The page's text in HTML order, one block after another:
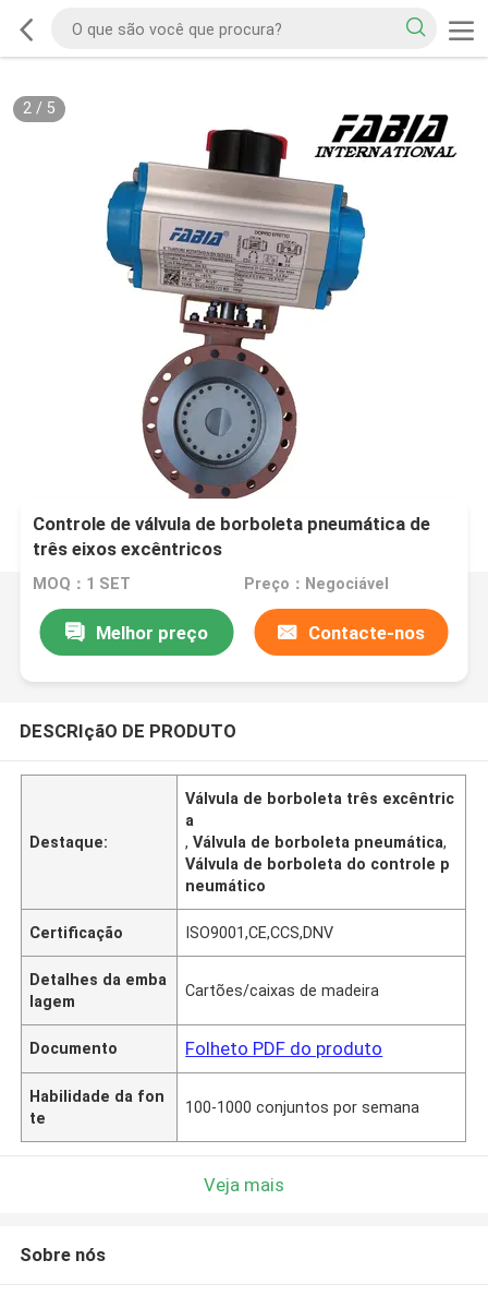
2/ 5
Controle de válvula de borboleta pneumática de
três eixos excêntricos
MOQ：1 SET Preço：Negociável
Melhor preço Contacte-nos
DESCRIçãO DE PRODUTO
Destaque:
Válvula de borboleta três excêntric
a
,Válvula de borboleta pneumática,
Válvula de borboleta do controle p
neumático
Certificação ISO9001,CE,CCS,DNV
Detalhes da emba
lagem
Cartões/caixas de madeira
Documento Folheto PDF do produto
Habilidade da fon
te
100-1000 conjuntos por semana
Veja mais
Sobre nós